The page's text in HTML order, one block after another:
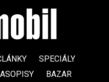
SPECIÁLY
BAZAR